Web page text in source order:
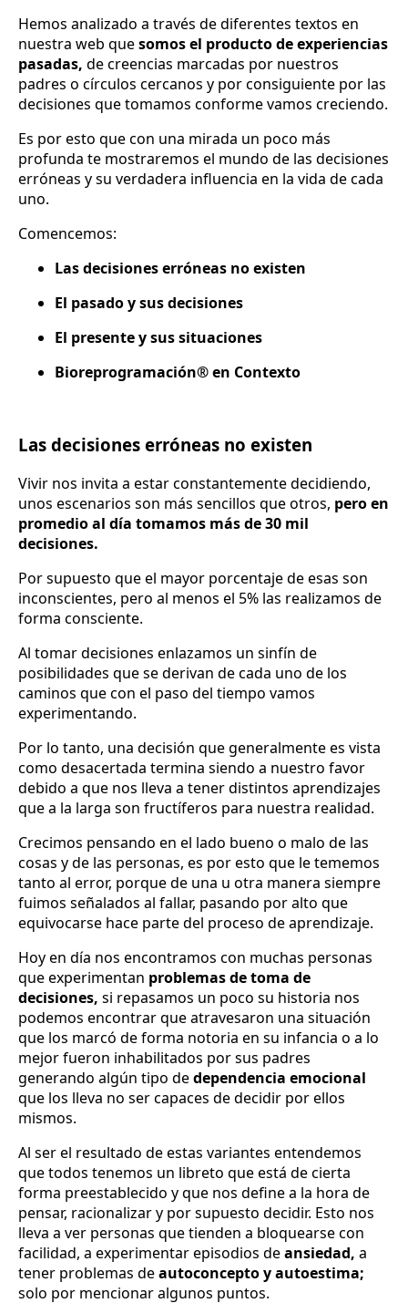
Hemos analizado a través de diferentes textos en
nuestra web quesomos el producto de experiencias
pasadas, de creencias marcadas por nuestros
padres o círculos cercanos y por consiguiente por las
decisiones que tomamos conforme vamos creciendo.
Es por esto que con una mirada un poco más
profunda te mostraremos el mundo de las decisiones
erróneas y su verdadera influencia en la vida de cada
uno.
Comencemos:
Las decisiones erróneas no existen
El pasado y sus decisiones
El presente y sus situaciones
Bioreprogramación® en Contexto
Las decisiones erróneas no existen
Vivir nos invita a estar constantemente decidiendo,
unos escenarios son más sencillos que otros, pero en
promedio al día tomamos más de 30 mil
decisiones.
Por supuesto que el mayor porcentaje de esas son
inconscientes, pero al menos el 5% las realizamos de
forma consciente.
Al tomar decisiones enlazamos un sinfín de
posibilidades que se derivan de cada uno de los
caminos que con el paso del tiempo vamos
experimentando.
Por lo tanto, una decisión que generalmente es vista
como desacertada termina siendo a nuestro favor
debido a que nos lleva a tener distintos aprendizajes
que a la larga son fructíferos para nuestra realidad.
Crecimos pensando en el lado bueno o malo de las
cosas y de las personas, es por esto que le tememos
tanto al error, porque de una u otra manera siempre
fuimos señalados al fallar, pasando por alto que
equivocarse hace parte del proceso de aprendizaje.
Hoy en día nos encontramos con muchas personas
que experimentan problemas de toma de
decisiones, si repasamos un poco su historia nos
podemos encontrar que atravesaron una situación
que los marcó de forma notoria en su infancia o a lo
mejor fueron inhabilitados por sus padres
generando algún tipo dedependencia emocional
que los lleva no ser capaces de decidir por ellos
mismos.
Al ser el resultado de estas variantes entendemos
que todos tenemos un libreto que está de cierta
forma preestablecido y que nos define a la hora de
pensar, racionalizar y por supuesto decidir. Esto nos
lleva a ver personas que tienden a bloquearse con
facilidad, a experimentar episodios deansiedad, a
tener problemas deautoconcepto y autoestima;
solo por mencionar algunos puntos.